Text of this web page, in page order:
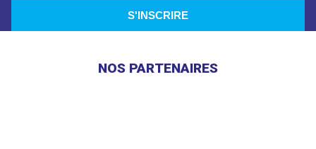
NOS PARTENAIRES